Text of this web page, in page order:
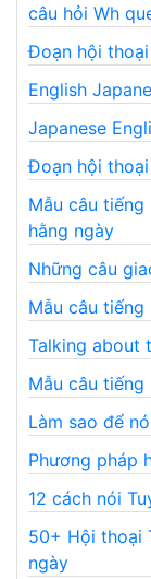
câu hỏi Wh
Đoạn hội
English
Japanese
Đoạn hội
Mẫu câu
hằng ngày
Những câu
Mẫu câu
Talking about
Mẫu câu
Làm sao để
Phương pháp
12 cách nói
50+ Hội thoại
ngày